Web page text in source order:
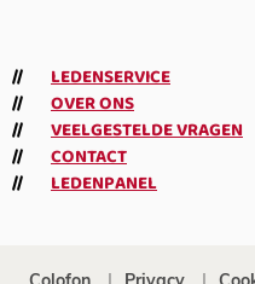
LEDENSERVICE
OVER ONS
VEELGESTELDE VRAGEN
CONTACT
LEDENPANEL